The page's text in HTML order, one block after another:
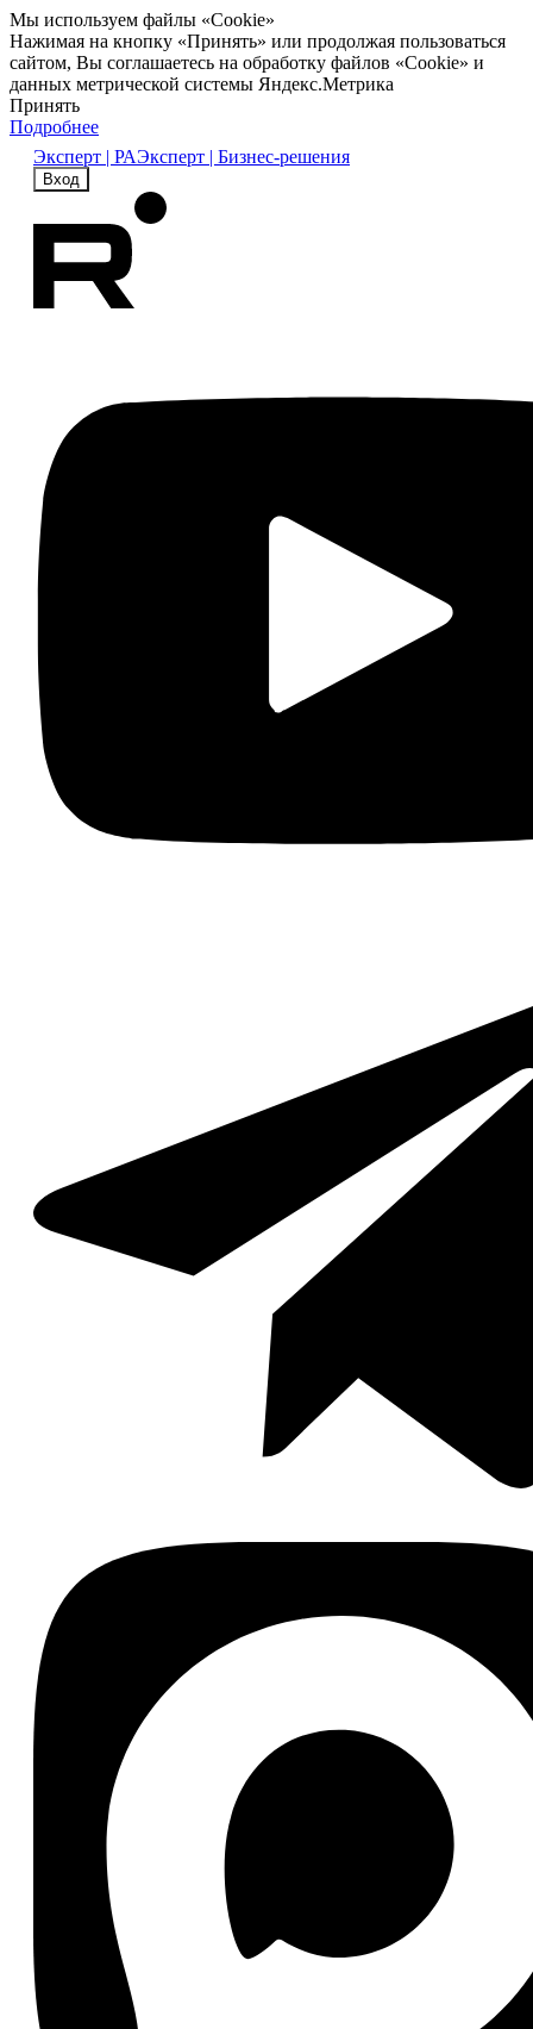
Мы используем файлы «Cookie»
Нажимая на кнопку «Принять» или продолжая пользоваться
сайтом, Вы соглашаетесь на обработку файлов «Cookie» и
данных метрической системы Яндекс.Метрика
Принять
Подробнее
Эксперт | РАЭксперт | Бизнес-решения
Вход